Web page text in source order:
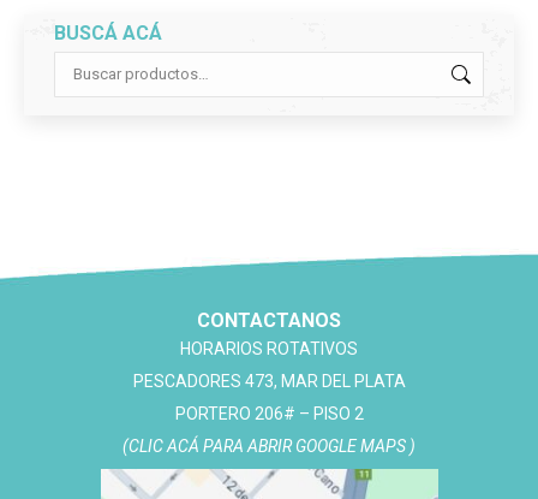
BUSCÁ ACÁ
CONTACTANOS
HORARIOS ROTATIVOS
PESCADORES 473, MAR DEL PLATA
PORTERO 206# – PISO 2
(CLIC ACÁ PARA ABRIR GOOGLE MAPS )